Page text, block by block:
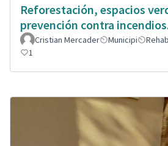
Reforestación, espacios
prevención contra
Cristian Mercader Municipi
1